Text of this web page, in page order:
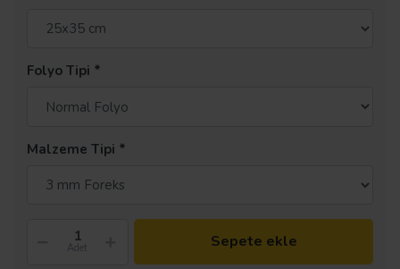
Folyo Tipi
Malzeme Tipi
Adet Sepete ekle